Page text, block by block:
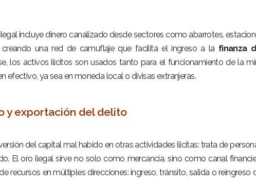
incluye dinero canalizado desde sectores como abarrotes,
una red de camuflaje que facilita el ingreso a la finanza
los activos ilícitos son usados tanto para el funcionamiento de la
efectivo, ya sea en moneda local o divisas extranjeras.
y exportación del delito
del capital mal habido en otras actividades ilícitas: trata de
El oro ilegal sirve no solo como mercancía, sino como canal
recursos en múltiples direcciones: ingreso, tránsito, salida o reingreso